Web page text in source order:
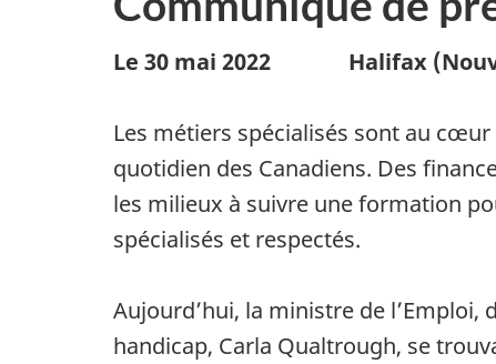
Le 30 mai 2022 Halifax
Les métiers spécialisés sont au
quotidien des Canadiens. Des
les milieux à suivre une formation
spécialisés et respectés.
Aujourd’hui, la ministre de
handicap, Carla Qualtrough, se